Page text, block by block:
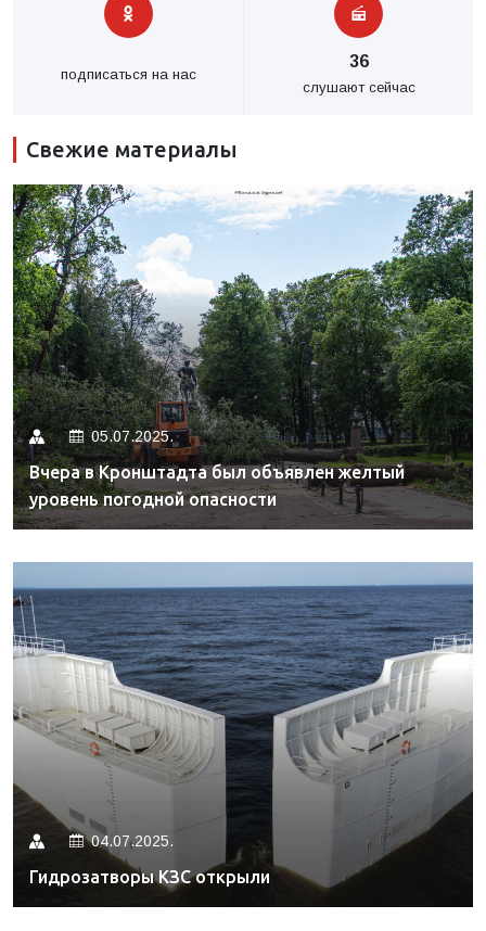
подписаться на нас
36
слушают сейчас
Свежие материалы
05.07.2025.
Вчера в Кронштадта был объявлен желтый
уровень погодной опасности
04.07.2025.
Гидрозатворы КЗС открыли